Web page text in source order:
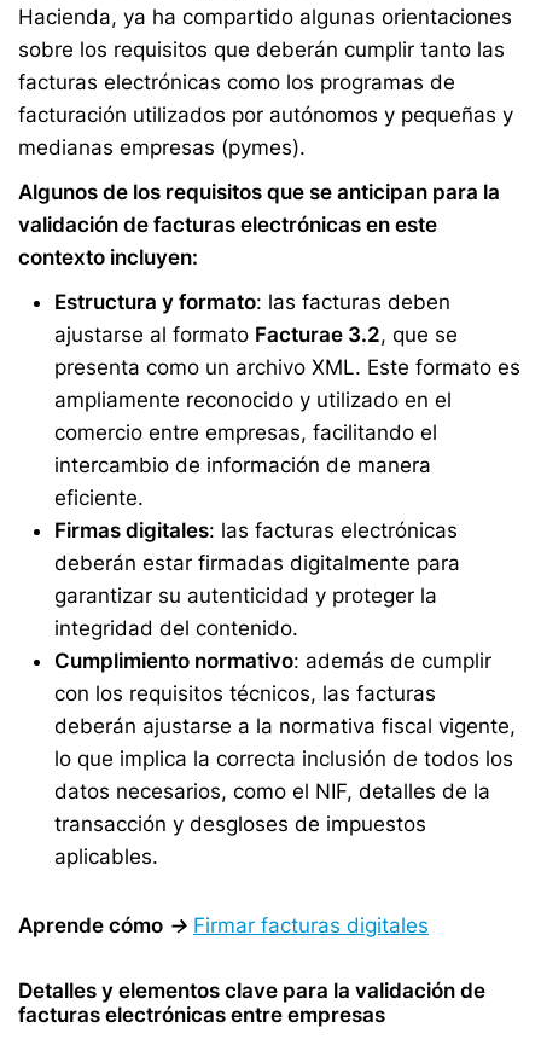
Hacienda, ya ha compartido algunas orientaciones
sobre los requisitos que deberán cumplir tanto las
facturas electrónicas como los programas de
facturación utilizados por autónomos y pequeñas y
medianas empresas (pymes).
Algunos de los requisitos que se anticipan para la
validación de facturas electrónicas en este
contexto incluyen:
Estructura y formato: las facturas deben
ajustarse al formato Facturae 3.2, que se
presenta como un archivo XML. Este formato es
ampliamente reconocido y utilizado en el
comercio entre empresas, facilitando el
intercambio de información de manera
eficiente.
Firmas digitales: las facturas electrónicas
deberán estar firmadas digitalmente para
garantizar su autenticidad y proteger la
integridad del contenido.
Cumplimiento normativo: además de cumplir
con los requisitos técnicos, las facturas
deberán ajustarse a la normativa fiscal vigente,
lo que implica la correcta inclusión de todos los
datos necesarios, como el NIF, detalles de la
transacción y desgloses de impuestos
aplicables.
Aprende cómo → Firmar facturas digitales
Detalles y elementos clave para la validación de
facturas electrónicas entre empresas